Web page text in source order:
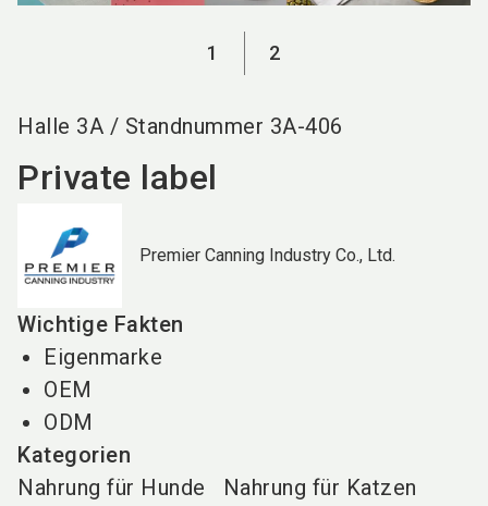
1 2
Halle 3A / Standnummer 3A-406
Private label
Premier Canning Industry Co., Ltd.
Wichtige Fakten
Eigenmarke
OEM
ODM
Kategorien
Nahrung für Hunde
Nahrung für Katzen